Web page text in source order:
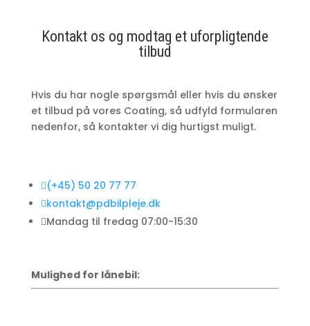
Kontakt os og modtag et uforpligtende
tilbud
Hvis du har nogle spørgsmål eller hvis du ønsker
et tilbud på vores Coating, så udfyld formularen
nedenfor, så kontakter vi dig hurtigst muligt.
(+45) 50 20 77 77
kontakt@pdbilpleje.dk
Mandag til fredag 07:00-15:30
Mulighed for lånebil: